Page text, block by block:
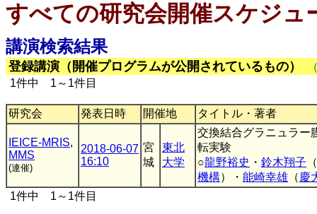
すべての研究会開催スケジュ
講演検索結果
登録講演（開催プログラムが公開されているもの）
1件中 1～1件目
研究会 発表日時 開催地 タイトル・著者
IEICE-MRIS,
MMS
(連催)
2018-06-07
16:10
宮
城
東北
大学
交換結合グラニュラー
転実験
○龍野裕史 ・ 鈴木翔子 （
機構）・ 能崎幸雄 （ 慶
1件中 1～1件目